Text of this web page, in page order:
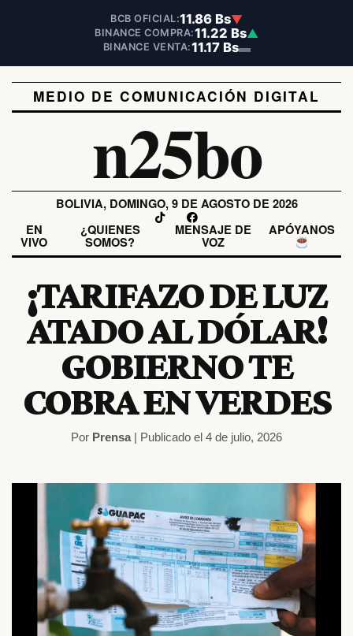
BCB OFICIAL:11.86 Bs▼
BINANCE COMPRA:11.22 Bs▲
BINANCE VENTA:11.17 Bs▬
MEDIO DE COMUNICACIÓN DIGITAL
n25bo
BOLIVIA, DOMINGO, 9 DE AGOSTO DE 2026
EN
VIVO
¿QUIENES
SOMOS?
MENSAJE DE
VOZ
APÓYANOS
¡TARIFAZO DE LUZ
ATADO AL DÓLAR!
GOBIERNO TE
COBRA EN VERDES
Por Prensa| Publicado el 4 de julio, 2026